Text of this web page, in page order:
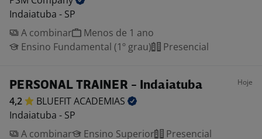
Indaiatuba - SP
A combinar
Menos de 1 ano
Ensino Fundamental (1º grau)
Presencial
PERSONAL TRAINER - Indaiatuba Hoje
4,2 BLUEFITACADEMIAS
Indaiatuba - SP
A combinar
Ensino Superior Presencial